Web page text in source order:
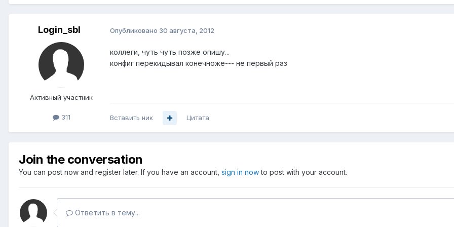
Login_sbl
Активный участник
311
Опубликовано 30 августа, 2012
коллеги, чуть чуть позже опишу...
конфиг перекидывал конечноже--- не первый раз
Вставить ник Цитата
Join the conversation
You can post now and register later. If you have an account, sign in nowto post with your account.
Ответить в тему...